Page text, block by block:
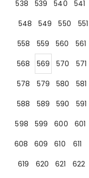
538
539 540 541
548
549 550 551
558
559 560 561
568
569 570 571
578
579 580 581
588
589 590 591
598
599 600 601
608
609 610 611
619
620 621 622